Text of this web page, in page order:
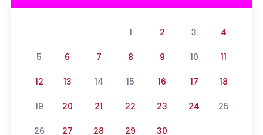
1 2 3 4
5 6 7 8 9 10 11
12 13 14 15 16 17 18
19 20 21 22 23 24 25
26 27 28 29 30